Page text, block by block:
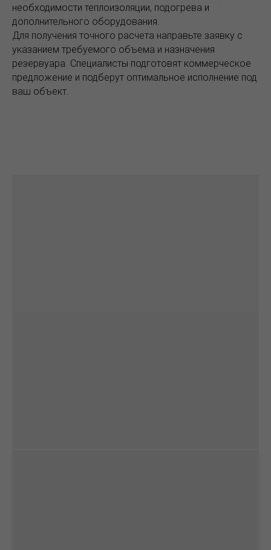
необходимости теплоизоляции, подогрева и
дополнительного оборудования.
Для получения точного расчета направьте заявку с
указанием требуемого объема и назначения
резервуара. Специалисты подготовят коммерческое
предложение и подберут оптимальное исполнение под
ваш объект.